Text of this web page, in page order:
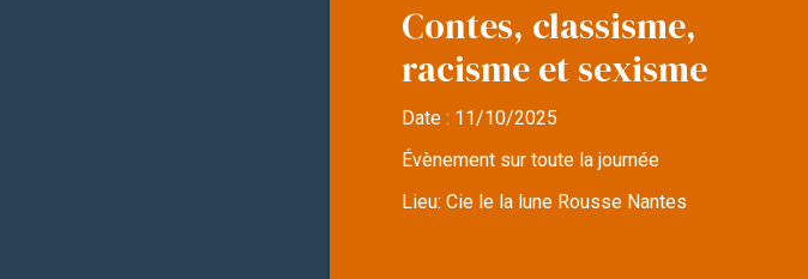
Contes, classisme,
racisme et sexisme
Date : 11/10/2025
Évènement sur toute la journée
Lieu:Cie le la lune Rousse Nantes